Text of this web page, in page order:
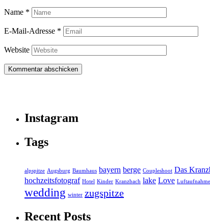
Name *
E-Mail-Adresse *
Website
Instagram
Tags
alpspitze Augsburg Baumhaus bayern berge Coupleshoot Das
hochzeitsfotograf Hotel Kinder Kranzbach lake Love
wedding winter zugspitze
Recent Posts